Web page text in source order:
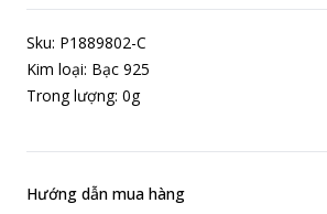
Sku: P1889802-C
Kim loại: Bạc 925
Trong lượng: 0g
Hướng dẫn mua hàng